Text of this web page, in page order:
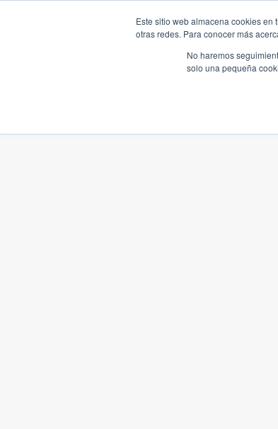
Este sitio web almacena cookies en
otras redes. Para conocer más
No haremos
solo una pequeña